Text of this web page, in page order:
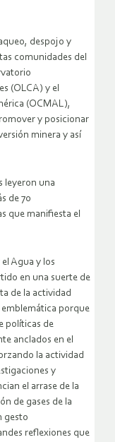
despojo y
comunidades del
(OLCA) y el
(OCMAL),
y posicionar
minera y así
leyeron una
de 70
que manifiesta el
Agua y los
en una suerte de
de la actividad
emblemática porque
políticas de
anclados en el
la actividad
y
el arrase de la
de gases de la
gesto
reflexiones que